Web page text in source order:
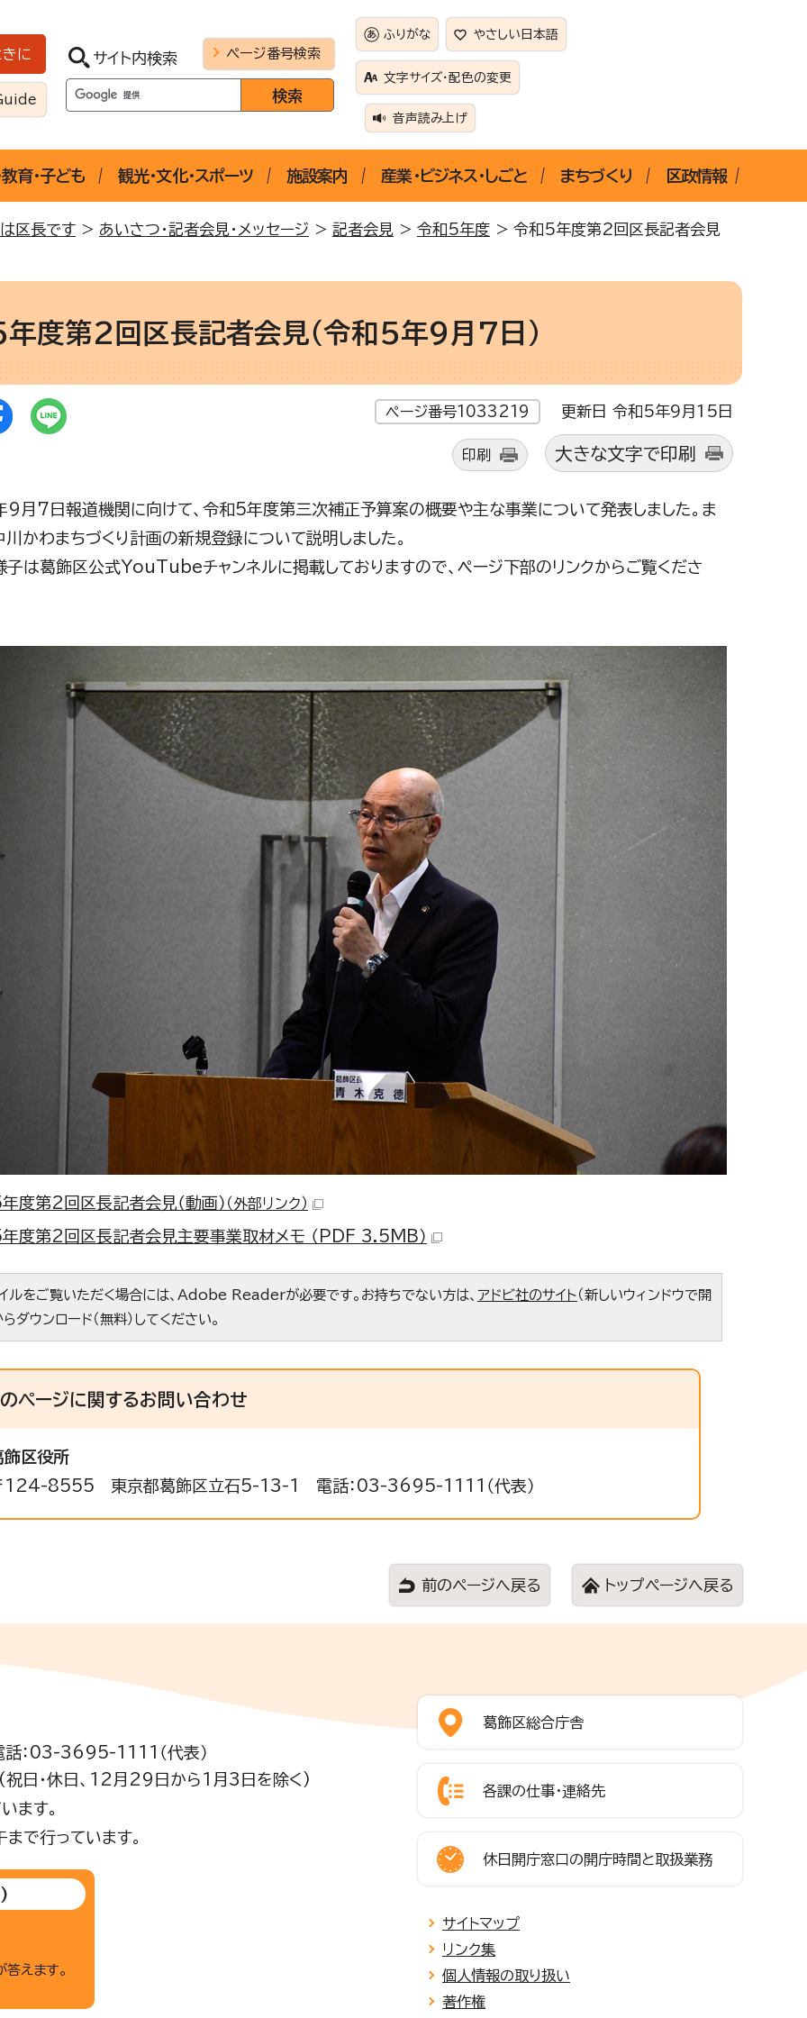
に サイト内検索 ページ番号検索
ふりがな やさしい日本語
文字サイズ・配色の変更
音声読み上げ
育・子ども 観光・文化・スポーツ 施設案内 産業・ビジネス・しごと まちづくり 区政情報
区長です > あいさつ・記者会見・メッセージ > 記者会見 > 令和5年度 > 令和5年度第2回区長記者会見
度第2回区長記者会見（令和5年9月7日）
ページ番号1033219 更新日 令和5年9月15日
印刷 大きな文字で印刷
7日報道機関に向けて、令和5年度第三次補正予算案の概要や主な事業について発表しました。ま
川かわまちづくり計画の新規登録について説明しました。
は葛飾区公式YouTubeチャンネルに掲載しておりますので、ページ下部のリンクからご覧くださ
度第2回区長記者会見（動画） （外部リンク）
度第2回区長記者会見主要事業取材メモ （PDF 3.5MB）
ルをご覧いただく場合には、Adobe Readerが必要です。お持ちでない方は、 アドビ社のサイト（新しいウィンドウで開
ダウンロード（無料）してください。
ページに関するお問い合わせ
飾区役所
124-8555 東京都葛飾区立石5-13-1 電話：03-3695-1111（代表）
前のページへ戻る トップページへ戻る
話：03-3695-1111（代表）
日・休日、12月29日から1月3日を除く)
ます。
で行っています。
答えます。
葛飾区総合庁舎
各課の仕事・連絡先
休日開庁窓口の開庁時間と取扱業務
サイトマップ
リンク集
個人情報の取り扱い
著作権